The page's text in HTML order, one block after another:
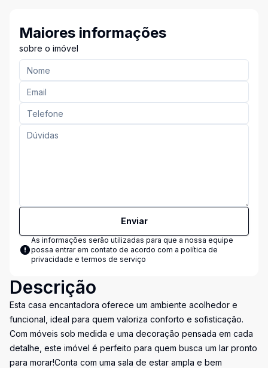
Maiores informações
sobre o imóvel
Enviar
As informações serão utilizadas para que a nossa equipe
possa entrar em contato de acordo com a política de
privacidade e termos de serviço
Descrição
Esta casa encantadora oferece um ambiente acolhedor e
funcional, ideal para quem valoriza conforto e sofisticação.
Com móveis sob medida e uma decoração pensada em cada
detalhe, este imóvel é perfeito para quem busca um lar pronto
para morar!Conta com uma sala de estar ampla e bem